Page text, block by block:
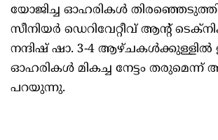
യോജിച്ച ഓഹരികള്‍
സീനിയര്‍ ഡെറിവേറ്റീവ് ആന്റ്
നന്ദിഷ് ഷാ. 3-4
ഓഹരികള്‍ മികച്ച നേട്ടം തരുമെന്ന്
പറയുന്നു.